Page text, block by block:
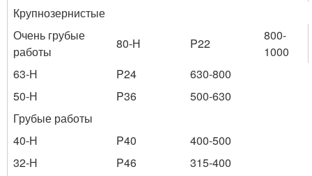
Крупнозернистые
Очень грубые
работы
80-Н P22
800-
1000
63-Н
P24
630-800
50-Н
P36
500-630
Грубые работы
40-Н
P40
400-500
32-Н
P46
315-400